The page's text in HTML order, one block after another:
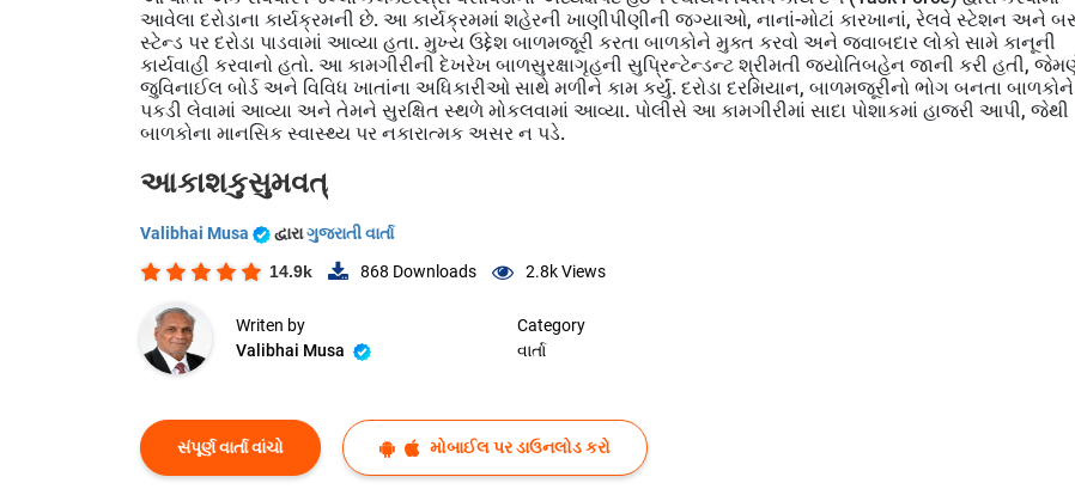
આવેલા દરોડાના કાર્યક્રમની છે. આ કાર્યક્રમમાં શહેરની ખાણીપીણીની જગ્યાઓ, નાનાં-મોટાં કારખાનાં, રેલવે સ્ટેશન અને
સ્ટેન્ડ પર દરોડા પાડવામાં આવ્યા હતા. મુખ્ય ઉદ્દેશ બાળમજૂરી કરતા બાળકોને મુક્ત કરવો અને જવાબદાર લોકો સામે કાનૂની
કાર્યવાહી કરવાનો હતો. આ કામગીરીની દેખરેખ બાળસુરક્ષાગૃહની સુપ્રિન્ટેન્ડન્ટ શ્રીમતી જ્યોતિબહેન જાની કરી હતી,
જુવિનાઈલ બોર્ડ અને વિવિધ ખાતાંના અધિકારીઓ સાથે મળીને કામ કર્યું. દરોડા દરમિયાન, બાળમજૂરીનો ભોગ બનતા બાળકોને
પકડી લેવામાં આવ્યા અને તેમને સુરક્ષિત સ્થળે મોકલવામાં આવ્યા. પોલીસે આ કામગીરીમાં સાદા પોશાકમાં હાજરી આપી, જેથી
બાળકોના માનસિક સ્વાસ્થ્ય પર નકારાત્મક અસર ન પડે.
આકાશકુસુમવત્
Valibhai Musa દ્વારાગુજરાતી વાર્તા
14.9k 868 Downloads 2.8kViews
Writen by
Valibhai Musa
Category
વાર્તા
સંપૂર્ણ વાર્તા વાંચો મોબાઈલ પર ડાઉનલોડ કરો